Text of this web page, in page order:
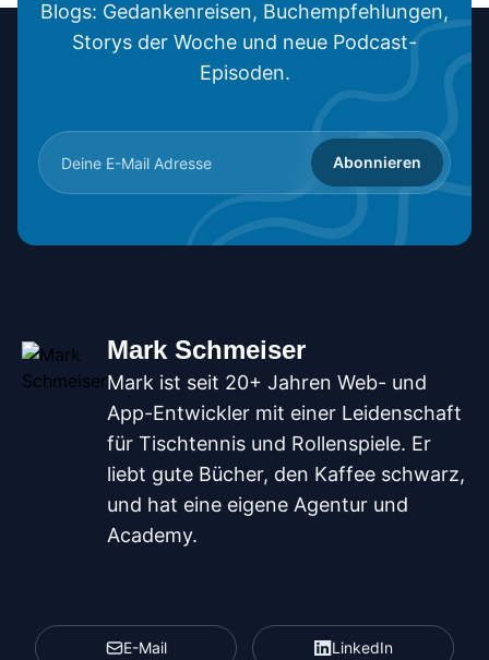
Blogs: Gedankenreisen, Buchempfehlungen,
Storys der Woche und neue Podcast-
Episoden.
Abonnieren
Mark Schmeiser
Mark ist seit 20+ Jahren Web- und
App-Entwickler mit einer Leidenschaft
für Tischtennis und Rollenspiele. Er
liebt gute Bücher, den Kaffee schwarz,
und hat eine eigene Agentur und
Academy.
E-Mail LinkedIn